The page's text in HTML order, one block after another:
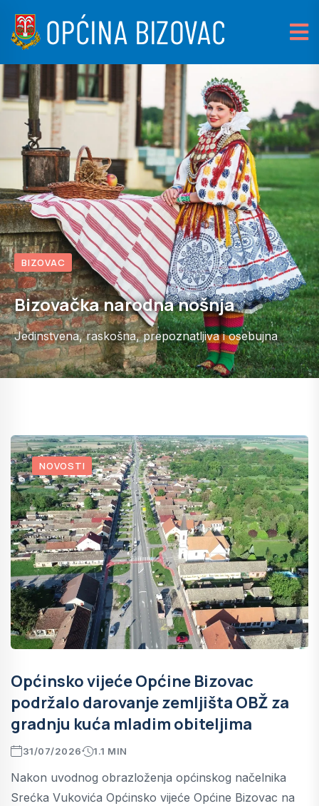
BIZOVAC
Bizovačka narodna nošnja
Jedinstvena, raskošna, prepoznatljiva i osebujna
NOVOSTI
Općinsko vijeće Općine Bizovac
podržalo darovanje zemljišta OBŽ za
gradnju kuća mladim obiteljima
31/07/2026 1.1 MIN
Nakon uvodnog obrazloženja općinskog načelnika
Srećka Vukovića Općinsko vijeće Općine Bizovac na